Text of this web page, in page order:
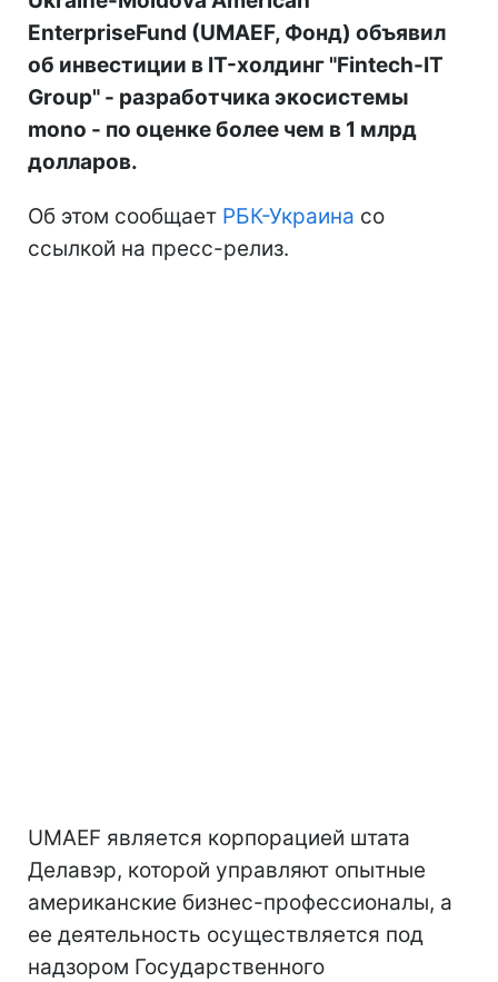
EnterpriseFund (UMAEF, Фонд) объявил
об инвестиции в IT-холдинг "Fintech-IT
Group" - разработчика экосистемы
mono - по оценке более чем в 1 млрд
долларов.
Об этом сообщает РБК-Украина со
ссылкой на пресс-релиз.
UMAEF является корпорацией штата
Делавэр, которой управляют опытные
американские бизнес-профессионалы, а
ее деятельность осуществляется под
надзором Государственного